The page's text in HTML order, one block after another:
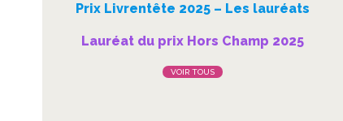
Prix Livrentête 2025 – Les lauréats
Lauréat du prix Hors Champ 2025
VOIR TOUS